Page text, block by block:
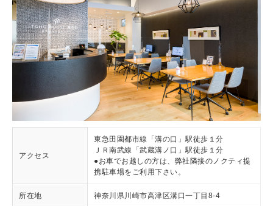
アクセス
東急田園都市線「溝の口」駅徒歩１分
ＪＲ南武線「武蔵溝ノ口」駅徒歩１分
●お車でお越しの方は、弊社隣接のノクティ提
携駐車場をご利用下さい。
所在地 神奈川県川崎市高津区溝口一丁目8-4